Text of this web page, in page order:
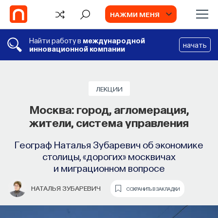
НАЖМИ МЕНЯ
Найти работу в международной
инновационной компании
начать
ЛЕКЦИИ
Москва: город, агломерация,
жители, система управления
Географ Наталья Зубаревич об экономике
столицы, «дорогих» москвичах
и миграционном вопросе
НАТАЛЬЯ ЗУБАРЕВИЧ СОХРАНИТЬ В ЗАКЛАДКИ
TV
ВИДЕО
Обучение нейрональных культур